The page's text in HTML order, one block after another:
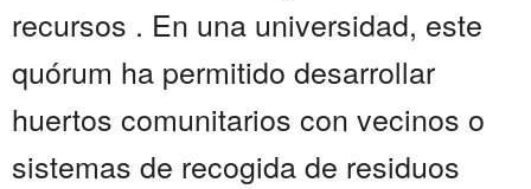
recursos . En una universidad, este
quórum ha permitido desarrollar
huertos comunitarios con vecinos o
sistemas de recogida de residuos